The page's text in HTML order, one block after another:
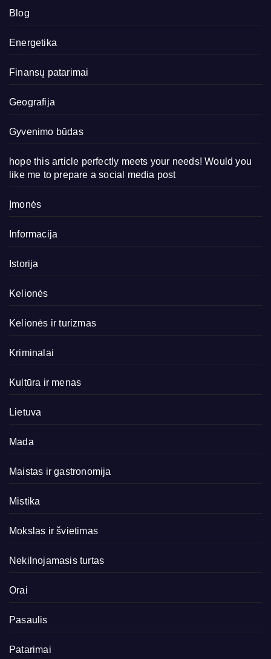
Blog
Energetika
Finansų patarimai
Geografija
Gyvenimo būdas
hope this article perfectly meets your needs! Would you
like me to prepare a social media post
Įmonės
Informacija
Istorija
Kelionės
Kelionės ir turizmas
Kriminalai
Kultūra ir menas
Lietuva
Mada
Maistas ir gastronomija
Mistika
Mokslas ir švietimas
Nekilnojamasis turtas
Orai
Pasaulis
Patarimai